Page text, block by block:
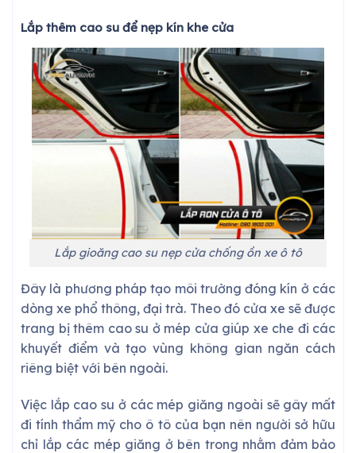
Lắp thêm cao su để nẹp kín khe cửa
Lắp gioăng cao su nẹp cửa chống ồn xe ô tô
Đây là phương pháp tạo môi trường đóng kín ở các
dòng xe phổ thông, đại trà. Theo đó cửa xe sẽ được
trang bị thêm cao su ở mép cửa giúp xe che đi các
khuyết điểm và tạo vùng không gian ngăn cách
riêng biệt với bên ngoài.
Việc lắp cao su ở các mép giăng ngoài sẽ gây mất
đi tính thẩm mỹ cho ô tô của bạn nên người sở hữu
chỉ lắp các mép giăng ở bên trong nhằm đảm bảo